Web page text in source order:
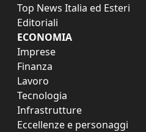
Top News Italia ed Esteri
Editoriali
ECONOMIA
Imprese
Finanza
Lavoro
Tecnologia
Infrastrutture
Eccellenze e personaggi